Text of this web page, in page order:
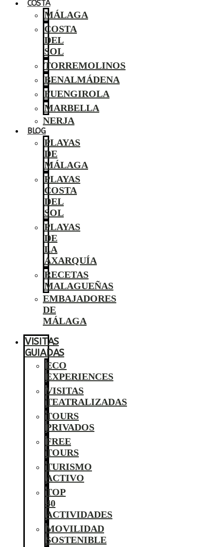
COSTA
MÁLAGA
COSTA
DEL
SOL
TORREMOLINOS
BENALMÁDENA
FUENGIROLA
MARBELLA
NERJA
BLOG
PLAYAS
DE
MÁLAGA
PLAYAS
COSTA
DEL
SOL
PLAYAS
DE
LA
AXARQUÍA
RECETAS
MALAGUEÑAS
EMBAJADORES
DE
MÁLAGA
VISITAS
GUIADAS
ECO
EXPERIENCES
VISITAS
TEATRALIZADAS
TOURS
PRIVADOS
FREE
TOURS
TURISMO
ACTIVO
TOP
40
ACTIVIDADES
MOVILIDAD
SOSTENIBLE